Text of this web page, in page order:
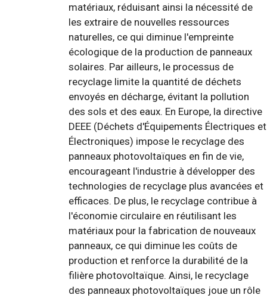
matériaux, réduisant ainsi la nécessité de
les extraire de nouvelles ressources
naturelles, ce qui diminue l'empreinte
écologique de la production de panneaux
solaires. Par ailleurs, le processus de
recyclage limite la quantité de déchets
envoyés en décharge, évitant la pollution
des sols et des eaux. En Europe, la directive
DEEE (Déchets d'Équipements Électriques et
Électroniques) impose le recyclage des
panneaux photovoltaïques en fin de vie,
encourageant l'industrie à développer des
technologies de recyclage plus avancées et
efficaces. De plus, le recyclage contribue à
l'économie circulaire en réutilisant les
matériaux pour la fabrication de nouveaux
panneaux, ce qui diminue les coûts de
production et renforce la durabilité de la
filière photovoltaïque. Ainsi, le recyclage
des panneaux photovoltaïques joue un rôle